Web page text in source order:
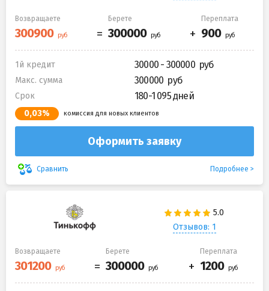
Возвращаете Берете Переплата
1й кредит 30000 - 300000
Макс. сумма 300000
Срок 180-1 095 дней
0,03% комиссия для новых клиентов
Оформить заявку
Сравнить Подробнее
Отзывов: 1
Возвращаете Берете Переплата